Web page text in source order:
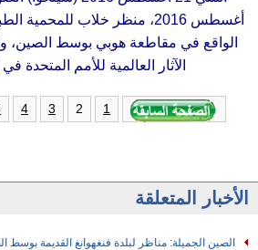
أغسطس 2016، منظر خلاب
الواقع في مقاطعة هوبي بوسط
الآثار العالمية للأمم المتحدة
1
2
3
4
الأخبار المتعلقة
الصين الجميلة: مناظر لبلدة فنغهوانغ القديمة بوسط